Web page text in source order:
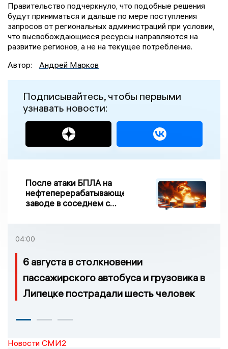
Правительство подчеркнуло, что подобные решения
будут приниматься и дальше по мере поступления
запросов от региональных администраций при условии,
что высвобождающиеся ресурсы направляются на
развитие регионов, а не на текущее потребление.
Автор:
Андрей Марков
Подписывайтесь, чтобы первыми
узнавать новости:
После атаки БПЛА на
нефтеперерабатывающем
заводе в соседнем с
возгорание
04:00
6 августа в столкновении
пассажирского автобуса и грузовика в
Липецке пострадали шесть человек
Новости СМИ2